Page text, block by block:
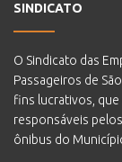
SINDICATO
O Sindicato das
Passageiros de
fins lucrativos,
responsáveis
ônibus do